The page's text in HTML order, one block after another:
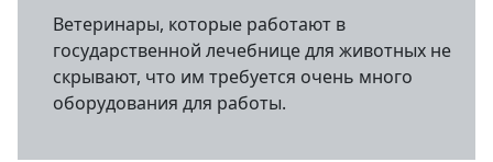
Ветеринары, которые работают в
государственной лечебнице для животных не
скрывают, что им требуется очень много
оборудования для работы.